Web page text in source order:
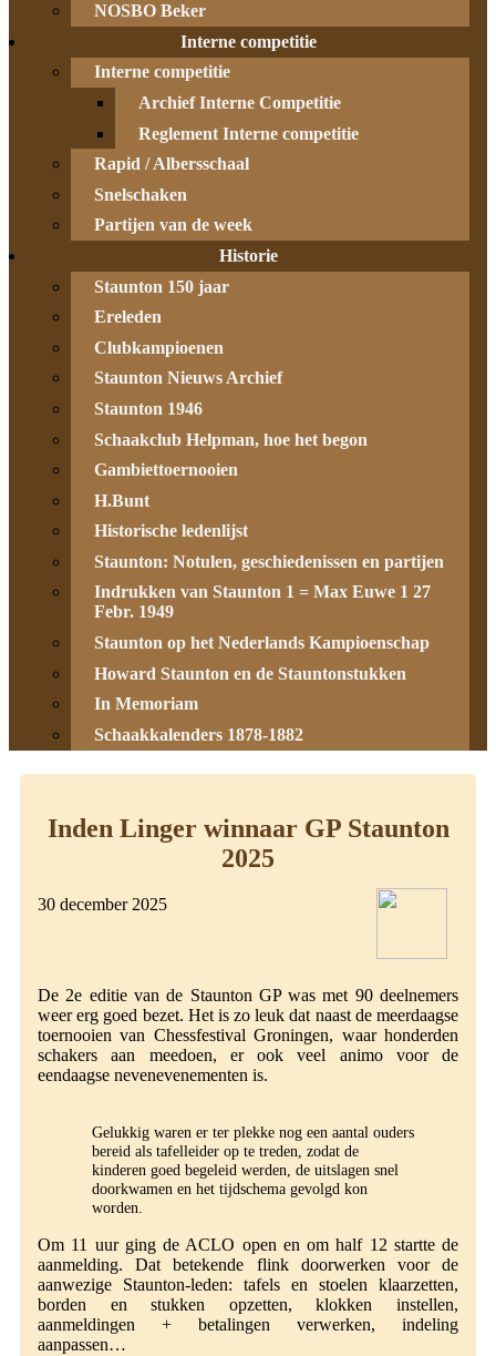
NOSBO Beker
Interne competitie
Interne competitie
Archief Interne Competitie
Reglement Interne competitie
Rapid / Albersschaal
Snelschaken
Partijen van de week
Historie
Staunton 150 jaar
Ereleden
Clubkampioenen
Staunton Nieuws Archief
Staunton 1946
Schaakclub Helpman, hoe het begon
Gambiettoernooien
H.Bunt
Historische ledenlijst
Staunton: Notulen, geschiedenissen en partijen
Indrukken van Staunton 1 = Max Euwe 1 27
Febr. 1949
Staunton op het Nederlands Kampioenschap
Howard Staunton en de Stauntonstukken
In Memoriam
Schaakkalenders 1878-1882
Inden Linger winnaar GP Staunton
2025
30 december 2025
De 2e editie van de Staunton GP was met 90 deelnemers
weer erg goed bezet. Het is zo leuk dat naast de meerdaagse
toernooien van Chessfestival Groningen, waar honderden
schakers aan meedoen, er ook veel animo voor de
eendaagse nevenevenementen is.
Gelukkig waren er ter plekke nog een aantal ouders
bereid als tafelleider op te treden, zodat de
kinderen goed begeleid werden, de uitslagen snel
doorkwamen en het tijdschema gevolgd kon
worden.
Om 11 uur ging de ACLO open en om half 12 startte de
aanmelding. Dat betekende flink doorwerken voor de
aanwezige Staunton-leden: tafels en stoelen klaarzetten,
borden en stukken opzetten, klokken instellen,
aanmeldingen + betalingen verwerken, indeling
aanpassen…